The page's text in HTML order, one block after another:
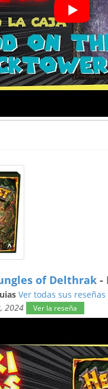
of Delthrak -
Ver todas sus reseñas
2024
Ver la reseña